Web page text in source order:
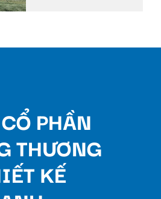
PHẦN
THƯƠNG
KẾ